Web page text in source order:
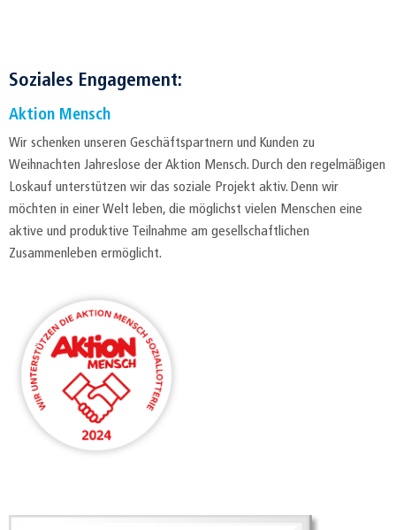
Soziales Engagement:
Aktion Mensch
Wir schenken unseren Geschäftspartnern und Kunden zu
Weihnachten Jahreslose der Aktion Mensch. Durch den regelmäßigen
Loskauf unterstützen wir das soziale Projekt aktiv. Denn wir
möchten in einer Welt leben, die möglichst vielen Menschen eine
aktive und produktive Teilnahme am gesellschaftlichen
Zusammenleben ermöglicht.